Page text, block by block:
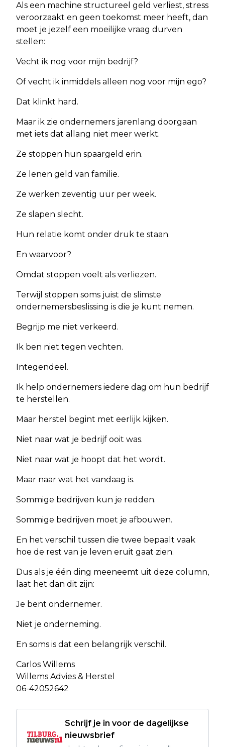
Als een machine structureel geld verliest, stress
veroorzaakt en geen toekomst meer heeft, dan
moet je jezelf een moeilijke vraag durven
stellen:
Vecht ik nog voor mijn bedrijf?
Of vecht ik inmiddels alleen nog voor mijn ego?
Dat klinkt hard.
Maar ik zie ondernemers jarenlang doorgaan
met iets dat allang niet meer werkt.
Ze stoppen hun spaargeld erin.
Ze lenen geld van familie.
Ze werken zeventig uur per week.
Ze slapen slecht.
Hun relatie komt onder druk te staan.
En waarvoor?
Omdat stoppen voelt als verliezen.
Terwijl stoppen soms juist de slimste
ondernemersbeslissing is die je kunt nemen.
Begrijp me niet verkeerd.
Ik ben niet tegen vechten.
Integendeel.
Ik help ondernemers iedere dag om hun bedrijf
te herstellen.
Maar herstel begint met eerlijk kijken.
Niet naar wat je bedrijf ooit was.
Niet naar wat je hoopt dat het wordt.
Maar naar wat het vandaag is.
Sommige bedrijven kun je redden.
Sommige bedrijven moet je afbouwen.
En het verschil tussen die twee bepaalt vaak
hoe de rest van je leven eruit gaat zien.
Dus als je één ding meeneemt uit deze column,
laat het dan dit zijn:
Je bent ondernemer.
Niet je onderneming.
En soms is dat een belangrijk verschil.
Carlos Willems
Willems Advies & Herstel
06-42052642
Schrijf je in voor de dagelijkse
nieuwsbrief